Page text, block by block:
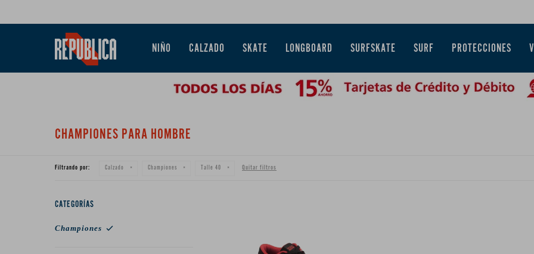
NIÑO CALZADO SKATE LONGBOARD SURFSKATE SURF PROTECCIONES
CHAMPIONES PARA HOMBRE
Filtrando por: Calzado Championes Talle 40 Quitar filtros
CATEGORÍAS
Championes